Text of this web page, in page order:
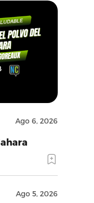
Ago 6, 2026
Ago 5, 2026